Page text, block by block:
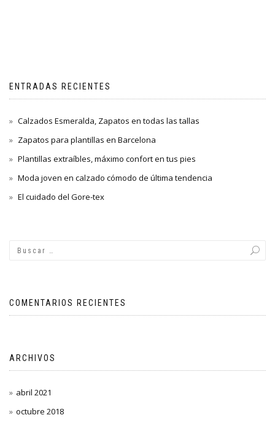
ENTRADAS RECIENTES
Calzados Esmeralda, Zapatos en todas las tallas
Zapatos para plantillas en Barcelona
Plantillas extraíbles, máximo confort en tus pies
Moda joven en calzado cómodo de última tendencia
El cuidado del Gore-tex
COMENTARIOS RECIENTES
ARCHIVOS
abril 2021
octubre 2018